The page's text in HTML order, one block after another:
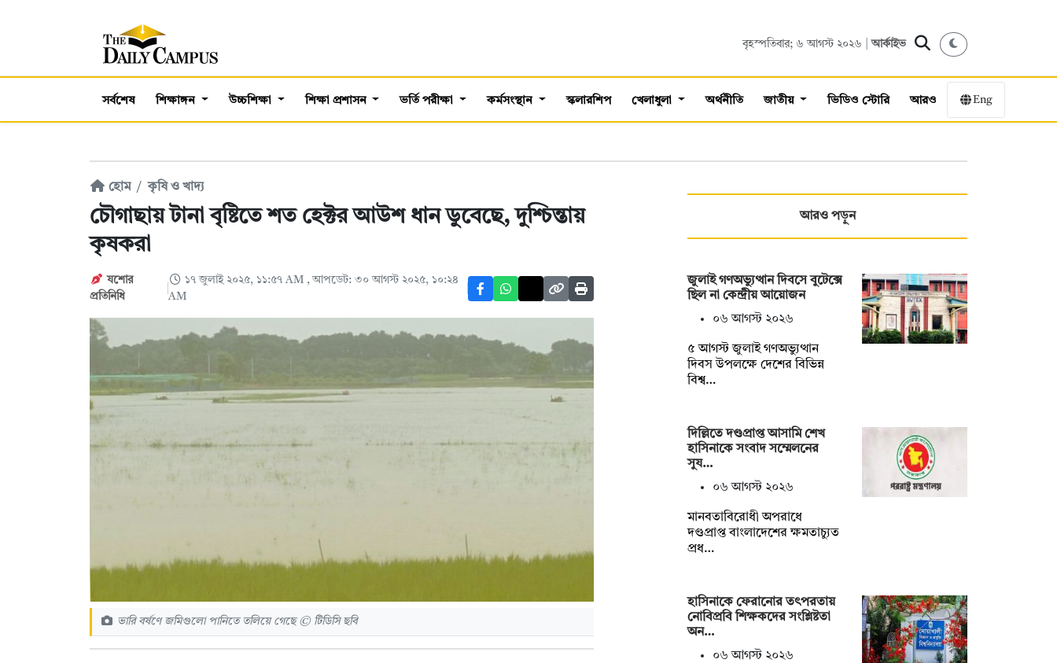
বৃহস্পতিবার; ৬ আগস্ট ২০২৬ |আর্কাইভ
সর্বশেষ শিক্ষাঙ্গন উচ্চশিক্ষা শিক্ষা প্রশাসন ভর্তি পরীক্ষা কর্মসংস্থান স্কলারশিপ খেলাধুলা অর্থনীতি জাতীয় ভিডিও স্টোরি আরও Eng
হোম কৃষি ও খাদ্য
চৌগাছায় টানা বৃষ্টিতে শত হেক্টর আউশ ধান ডুবেছে, দুশ্চিন্তায়
কৃষকরা
যশোর
প্রতিনিধি
১৭ জুলাই ২০২৫, ১১:৫৭ AM , আপডেট: ৩০ আগস্ট ২০২৫, ১০:২৪
AM
ভারি বর্ষণে জমিগুলো পানিতে তলিয়ে গেছে © টিডিসি ছবি
আরও পড়ুন
জুলাই গণঅভ্যুত্থান দিবসে বুটেক্সে
ছিল না কেন্দ্রীয় আয়োজন
০৬ আগস্ট ২০২৬
৫ আগস্ট জুলাই গণঅভ্যুত্থান
দিবস উপলক্ষে দেশের বিভিন্ন
বিশ্ব…
দিল্লিতে দণ্ডপ্রাপ্ত আসামি শেখ
হাসিনাকে সংবাদ সম্মেলনের
সুয…
০৬ আগস্ট ২০২৬
মানবতাবিরোধী অপরাধে
দণ্ডপ্রাপ্ত বাংলাদেশের ক্ষমতাচ্যুত
প্রধ…
হাসিনাকে ফেরানোর তৎপরতায়
নোবিপ্রবি শিক্ষকদের সংশ্লিষ্টতা
অন…
০৬ আগস্ট ২০২৬